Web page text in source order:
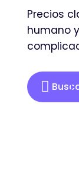
Precios
humano